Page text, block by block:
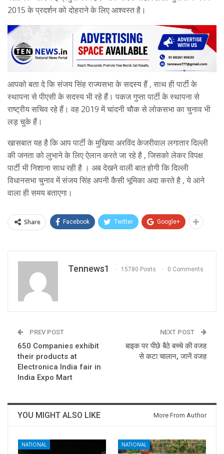
2015 के प्रदर्शन को दोहराने के लिए आश्वस्त है।
आपको बता दे कि संजय सिंह राज्यसभा के सदस्य हैं , साथ ही पार्टी के
स्थापना से पीएसी के सदस्य भी रहे हैं। पकज गुप्ता पार्टी के स्थापना से
राष्ट्रीय सचिव रहे हैं। वह 2019 में चांदनी चौक से लोकसभा का चुनाव भी
लड़ चुके हैं।
खासबात यह है कि आप पार्टी के मुखिया अरविंद केजरीवाल लगातार दिल्ली
की जनता को लुभाने के लिए ऐलान करते जा रहे है , जिसको लेकर विपक्ष
पार्टी भी निशाना साध रही है । अब देखने वाली बात होगी कि दिल्ली
विधानसभा चुनाव में संजय सिंह अपनी कैसी भूमिका अदा करते है , ये आने
वाला ही समय बताएगा।
Share Facebook Twitter Google+
Tennews1 15780 Posts 0 Comments
PREV POST
650 Companies exhibit
their products at
Electronica India fair in
India Expo Mart
NEXT POST
बाइक पर पीछे बैठे बच्चे की वजह
से कटा चालान, जानें वजह
YOU MIGHT ALSO LIKE More From Author
NATIONAL NATIONAL